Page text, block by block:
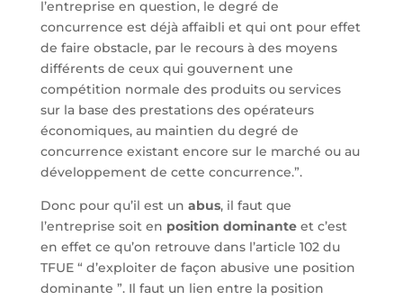
l’entreprise en question, le degré de
concurrence est déjà affaibli et qui ont pour effet
de faire obstacle, par le recours à des moyens
différents de ceux qui gouvernent une
compétition normale des produits ou services
sur la base des prestations des opérateurs
économiques, au maintien du degré de
concurrence existant encore sur le marché ou au
développement de cette concurrence.”.
Donc pour qu’il est un abus, il faut que
l’entreprise soit en position dominanteet c’est
en effet ce qu’on retrouve dans l’article 102 du
TFUE “ d’exploiter de façon abusive une position
dominante ”. Il faut un lien entre la position